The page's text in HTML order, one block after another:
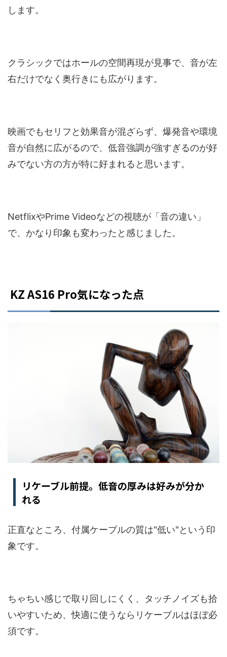
します。
クラシックではホールの空間再現が見事で、音が左
右だけでなく奥行きにも広がります。
映画でもセリフと効果音が混ざらず、爆発音や環境
音が自然に広がるので、低音強調が強すぎるのが好
みでない方の方が特に好まれると思います。
NetflixやPrime Videoなどの視聴が「音の違い」
で、かなり印象も変わったと感じました。
KZ AS16 Pro気になった点
リケーブル前提。低音の厚みは好みが分か
れる
正直なところ、付属ケーブルの質は"低い"という印
象です。
ちゃちい感じで取り回しにくく、タッチノイズも拾
いやすいため、快適に使うならリケーブルはほぼ必
須です。